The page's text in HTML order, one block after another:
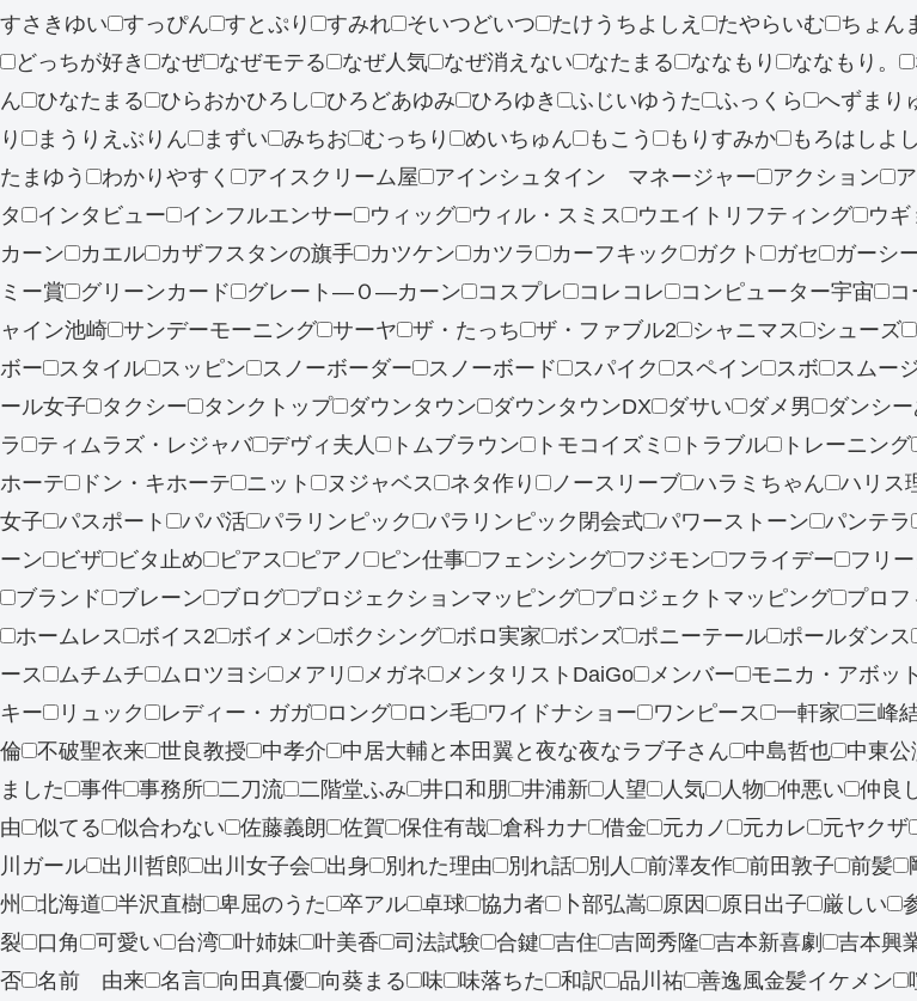
すさきゆい
すっぴん すとぷり すみれ そいつどいつ たけうちよしえ たやらいむ ちょん
どっちが好き
なぜ なぜモテる なぜ人気 なぜ消えない なたまる ななもり ななもり。
ん
ひなたまる ひらおかひろし ひろどあゆみ ひろゆき ふじいゆうた ふっくら へずまり
り
まうりえぶりん まずい みちお むっちり めいちゅん もこう もりすみか もろはしよ
たまゆう
わかりやすく アイスクリーム屋 アインシュタイン マネージャー アクション
タ
インタビュー インフルエンサー ウィッグ ウィル・スミス ウエイトリフティング ウギ
カーン
カエル カザフスタンの旗手 カツケン カツラ カーフキック ガクト ガセ ガーシ
ミー賞
グリーンカード グレート―Ｏ―カーン コスプレ コレコレ コンピューター宇宙 コ
ャイン池崎
サンデーモーニング サーヤ ザ・たっち ザ・ファブル2 シャニマス シューズ
ボー
スタイル スッピン スノーボーダー スノーボード スパイク スペイン スボ スムー
ール女子
タクシー タンクトップ ダウンタウン ダウンタウンDX ダサい ダメ男 ダンシー
ラ
ティムラズ・レジャバ デヴィ夫人 トムブラウン トモコイズミ トラブル トレーニング
ホーテ
ドン・キホーテ ニット ヌジャベス ネタ作り ノースリーブ ハラミちゃん ハリス
女子
パスポート パパ活 パラリンピック パラリンピック閉会式 パワーストーン パンテラ
ーン
ビザ ビタ止め ピアス ピアノ ピン仕事 フェンシング フジモン フライデー フリ
ブランド
ブレーン ブログ プロジェクションマッピング プロジェクトマッピング プロフ
ホームレス
ボイス2 ボイメン ボクシング ボロ実家 ボンズ ポニーテール ポールダンス
ース
ムチムチ ムロツヨシ メアリ メガネ メンタリストDaiGo メンバー モニカ・アボット
キー
リュック レディー・ガガ ロング ロン毛 ワイドナショー ワンピース 一軒家 三峰
倫
不破聖衣来 世良教授 中孝介 中居大輔と本田翼と夜な夜なラブ子さん 中島哲也 中東公
ました
事件 事務所 二刀流 二階堂ふみ 井口和朋 井浦新 人望 人気 人物 仲悪い 仲良
由
似てる 似合わない 佐藤義朗 佐賀 保住有哉 倉科カナ 借金 元カノ 元カレ 元ヤクザ
川ガール
出川哲郎 出川女子会 出身 別れた理由 別れ話 別人 前澤友作 前田敦子 前髪
州
北海道 半沢直樹 卑屈のうた 卒アル 卓球 協力者 卜部弘嵩 原因 原日出子 厳しい
裂
口角 可愛い 台湾 叶姉妹 叶美香 司法試験 合鍵 吉住 吉岡秀隆 吉本新喜劇 吉本興
否
名前 由来 名言 向田真優 向葵まる 味 味落ちた 和訳 品川祐 善逸風金髪イケメン